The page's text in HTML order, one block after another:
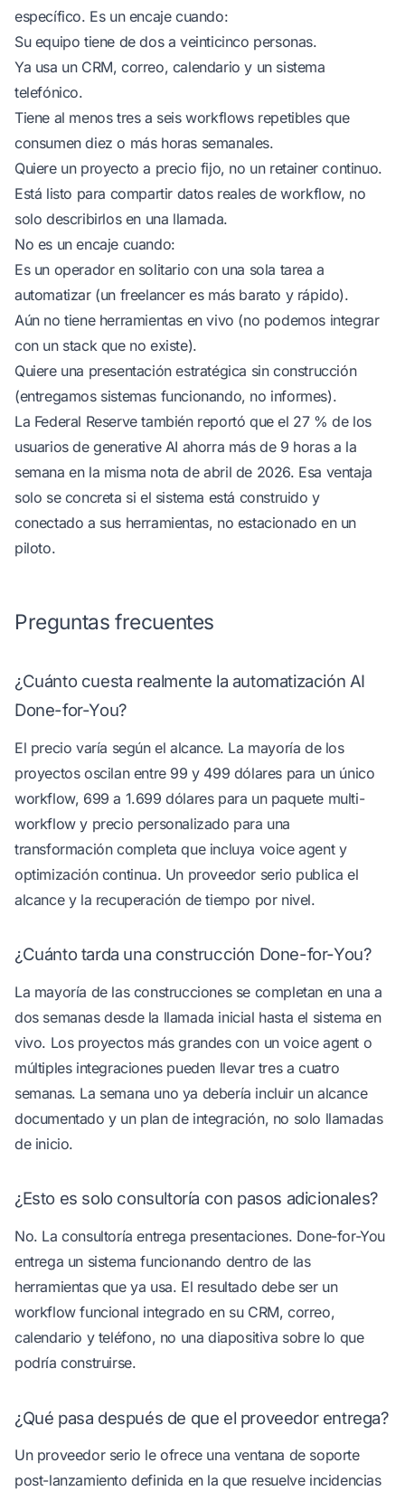
específico. Es un encaje cuando:
Su equipo tiene de dos a veinticinco personas.
Ya usa un CRM, correo, calendario y un sistema
telefónico.
Tiene al menos tres a seis workflows repetibles que
consumen diez o más horas semanales.
Quiere un proyecto a precio fijo, no un retainer continuo.
Está listo para compartir datos reales de workflow, no
solo describirlos en una llamada.
No es un encaje cuando:
Es un operador en solitario con una sola tarea a
automatizar (un freelancer es más barato y rápido).
Aún no tiene herramientas en vivo (no podemos integrar
con un stack que no existe).
Quiere una presentación estratégica sin construcción
(entregamos sistemas funcionando, no informes).
La Federal Reserve también reportó que el 27 % de los
usuarios de generative AI ahorra más de 9 horas a la
semanaen la misma nota de abril de 2026. Esa ventaja
solo se concreta si el sistema está construido y
conectado a sus herramientas, no estacionado en un
piloto.
Preguntas frecuentes
¿Cuánto cuesta realmente la automatización AI
Done-for-You?
El precio varía según el alcance. La mayoría de los
proyectos oscilan entre 99 y 499 dólares para un único
workflow, 699 a 1.699 dólares para un paquete multi-
workflow y precio personalizado para una
transformación completa que incluya voice agent y
optimización continua. Un proveedor serio publica el
alcance y la recuperación de tiempo por nivel.
¿Cuánto tarda una construcción Done-for-You?
La mayoría de las construcciones se completan en una a
dos semanas desde la llamada inicial hasta el sistema en
vivo. Los proyectos más grandes con un voice agent o
múltiples integraciones pueden llevar tres a cuatro
semanas. La semana uno ya debería incluir un alcance
documentado y un plan de integración, no solo llamadas
de inicio.
¿Esto es solo consultoría con pasos adicionales?
No. La consultoría entrega presentaciones. Done-for-You
entrega un sistema funcionando dentro de las
herramientas que ya usa. El resultado debe ser un
workflow funcional integrado en su CRM, correo,
calendario y teléfono, no una diapositiva sobre lo que
podría construirse.
¿Qué pasa después de que el proveedor entrega?
Un proveedor serio le ofrece una ventana de soporte
post-lanzamiento definida en la que resuelve incidencias